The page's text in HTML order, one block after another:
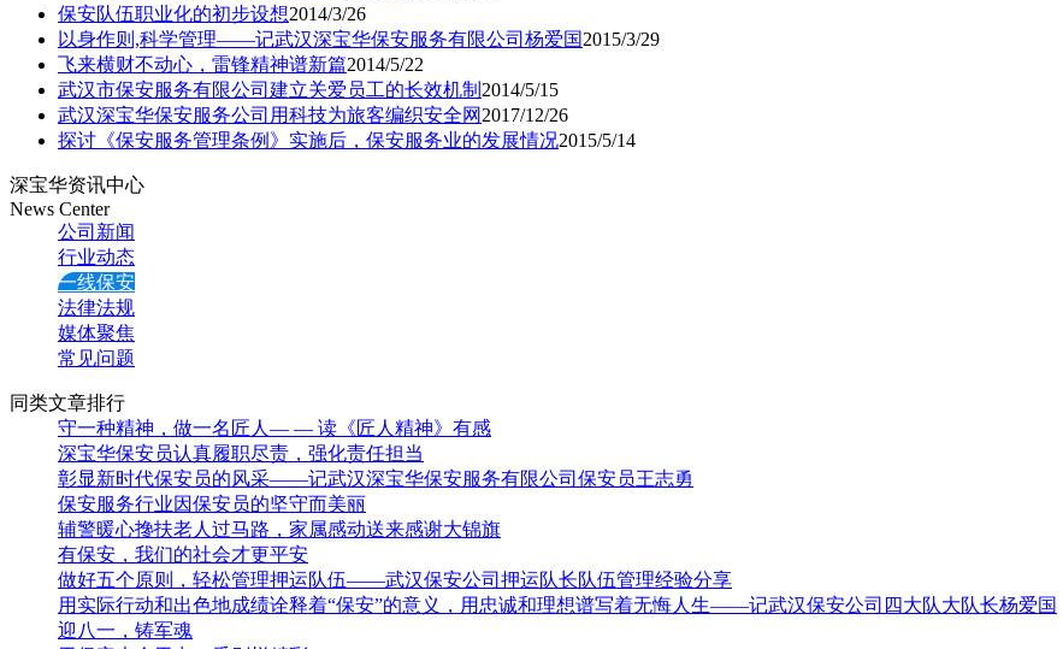
保安队伍职业化的初步设想2014/3/26
以身作则,科学管理——记武汉深宝华保安服务有限公司杨爱国2015/3/29
飞来横财不动心，雷锋精神谱新篇2014/5/22
武汉市保安服务有限公司建立关爱员工的长效机制 2014/5/15
武汉深宝华保安服务公司用科技为旅客编织安全网 2017/12/26
探讨《保安服务管理条例》实施后，保安服务业的发展情况2015/5/14
深宝华资讯中心
News Center
公司新闻
行业动态
一线保安
法律法规
媒体聚焦
常见问题
同类文章排行
守一种精神，做一名匠人— — 读《匠人精神》有感
深宝华保安员认真履职尽责，强化责任担当
彰显新时代保安员的风采——记武汉深宝华保安服务有限公司保安员王志勇
保安服务行业因保安员的坚守而美丽
辅警暖心搀扶老人过马路，家属感动送来感谢大锦旗
有保安，我们的社会才更平安
做好五个原则，轻松管理押运队伍——武汉保安公司押运队长队伍管理经验分享
用实际行动和出色地成绩诠释着“保安”的意义，用忠诚和理想谱写着无悔人生——记武汉保安公司四大队大队长杨爱国
迎八一，铸军魂